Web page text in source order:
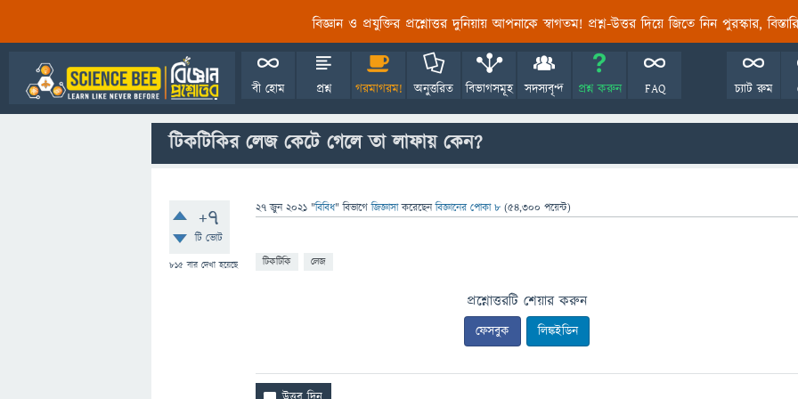
বিজ্ঞান ও প্রযুক্তির প্রশ্নোত্তর দুনিয়ায় আপনাকে স্বাগতম! প্রশ্ন-উত্তর দিয়ে জিতে নিন পুরস্কার,
বী হোম প্রশ্ন গরমাগরম! অনুত্তরিত বিভাগসমূহ সদস্যবৃন্দ প্রশ্ন করুন FAQ চ্যাট রুম
টিকটিকির লেজ কেটে গেলে তা লাফায় কেন?
+7
টি ভোট
815 বার দেখা হয়েছে
27 জুন 2021 "বিবিধ" বিভাগে জিজ্ঞাসাকরেছেনবিজ্ঞানের পোকা ৮ (54,300 পয়েন্ট)
টিকটিকি লেজ
প্রশ্নোত্তরটি শেয়ার করুন
ফেসবুক লিঙ্কইডিন